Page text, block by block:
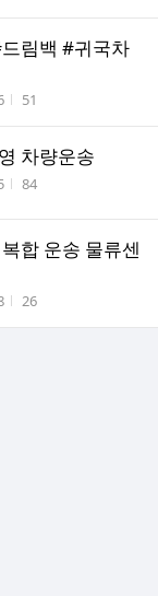
림백 #귀국차
조회수
51
차량운송
조회수
84
합 운송 물류센
조회수
26